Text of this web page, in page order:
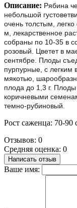
Описание: Рябина
небольшой
очень толстым,
м, лекарственное
собраны по 10-35 в
розовый. Цветет в
сентябре. Плоды
пурпурные, с легким
мякотью,
плода до 1,3 г.
коричневыми
темно-рубиновый.
Рост саженца: 70-90
Отзывов: 0
Средняя оценка: 0
Написать отзыв
Ваше имя: